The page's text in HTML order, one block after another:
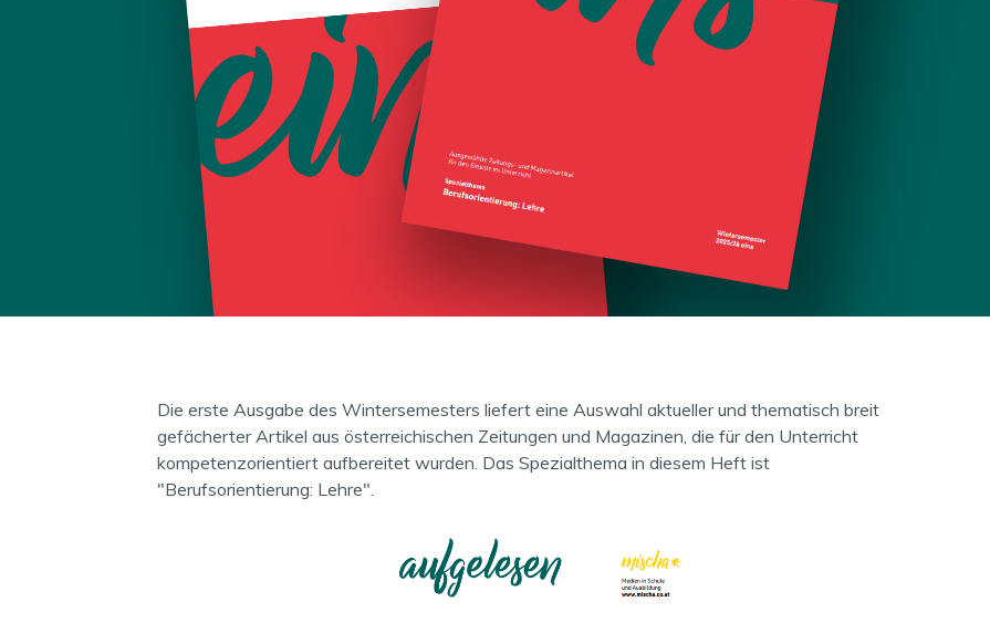
Die erste Ausgabe des Wintersemesters liefert eine Auswahl aktueller und thematisch breit
gefächerter Artikel aus österreichischen Zeitungen und Magazinen, die für den Unterricht
kompetenzorientiert aufbereitet wurden. Das Spezialthema in diesem Heft ist
"Berufsorientierung: Lehre".